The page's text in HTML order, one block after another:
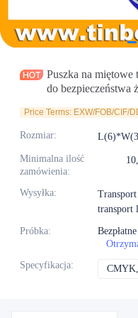
Puszka na miętowe
do bezpieczeństwa
Price Terms: EXW/FOB/CIF/
Rozmiar:
Minimalna ilość
zamówienia:
Wysyłka:
transport
Próbka:
Specyfikacja:
Aktualności